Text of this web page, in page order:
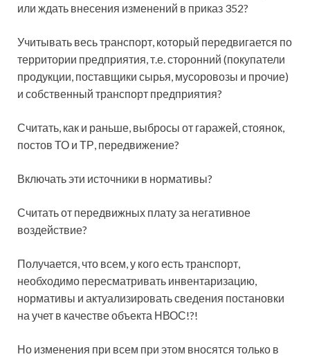
или ждать внесения изменений в приказ 352?
Учитывать весь транспорт, который передвигается по
территории предприятия, т.е. сторонний (покупатели
продукции, поставщики сырья, мусоровозы и прочие)
и собственный транспорт предприятия?
Считать, как и раньше, выбросы от гаражей, стоянок,
постов ТО и ТР, передвижение?
Включать эти источники в нормативы?
Считать от передвижных плату за негативное
воздействие?
Получается, что всем, у кого есть транспорт,
необходимо пересматривать инвентаризацию,
нормативы и актуализировать сведения постановки
на учет в качестве объекта НВОС!?!
Но изменения при всем при этом вносятся только в